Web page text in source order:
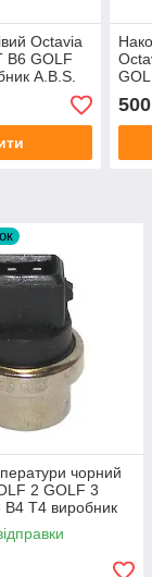
Octavia
B6 GOLF
A.B.S.
500
чорний
2 GOLF 3
B4 T4 виробник